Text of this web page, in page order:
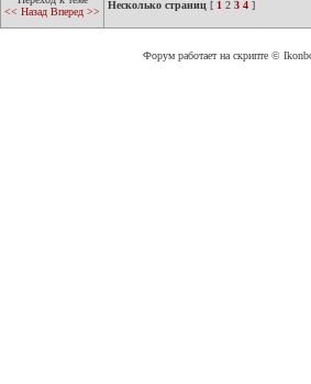
<< Назад Вперед >>
Несколько страниц [ 1 2 3 4 ]
Форум работает на скрипте ©